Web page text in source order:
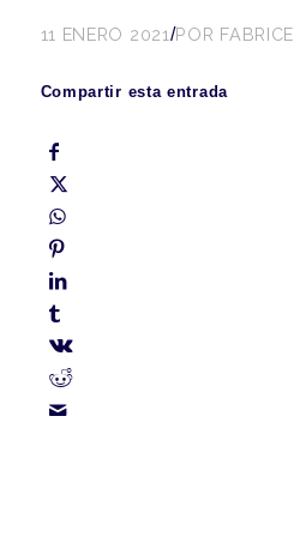
11 ENERO 2021/POR FABRICE
Compartir esta entrada